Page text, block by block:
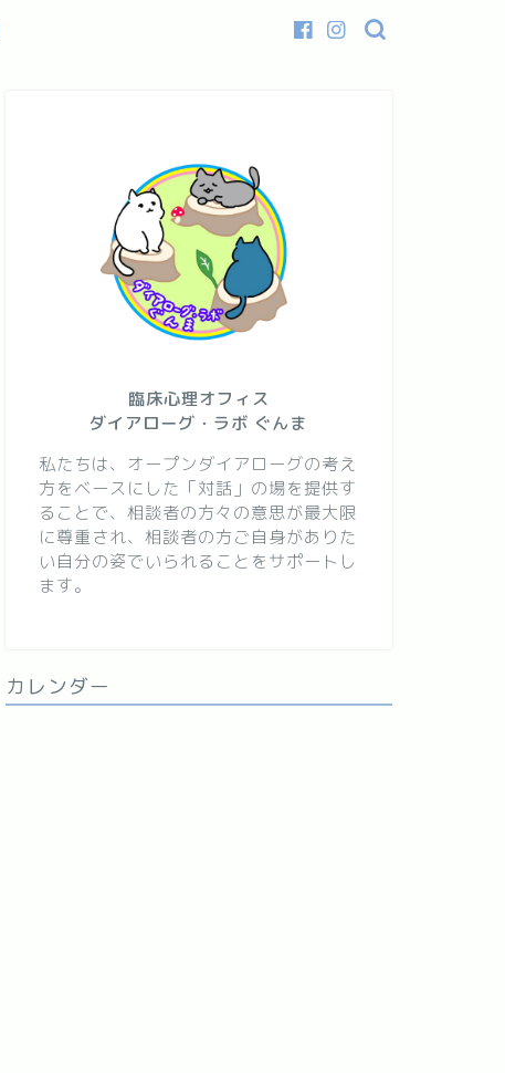
臨床心理オフィス
ダイアローグ・ラボ ぐんま
私たちは、オープンダイアローグの考え
方をベースにした「対話」の場を提供す
ることで、相談者の方々の意思が最大限
に尊重され、相談者の方ご自身がありた
い自分の姿でいられることをサポートし
ます。
カレンダー